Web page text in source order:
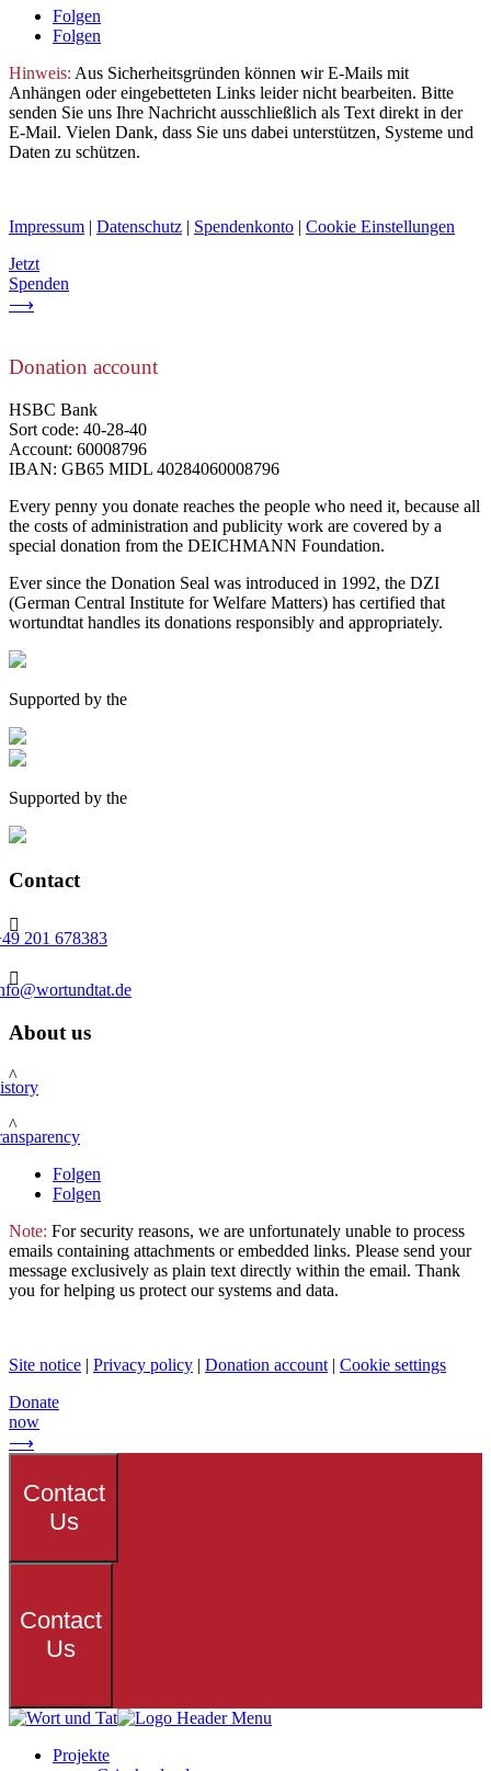
Folgen
Folgen
Hinweis: Aus Sicherheitsgründen können wir E-Mails mit
Anhängen oder eingebetteten Links leider nicht bearbeiten. Bitte
senden Sie uns Ihre Nachricht ausschließlich als Text direkt in der
E-Mail. Vielen Dank, dass Sie uns dabei unterstützen, Systeme und
Daten zu schützen.
Impressum Datenschutz Spendenkonto
Cookie Einstellungen
Jetzt
Spenden
⟶
Donation account
HSBC Bank
Sort code: 40-28-40
Account: 60008796
IBAN: GB65 MIDL 40284060008796
Every penny you donate reaches the people who need it, because all
the costs of administration and publicity work are covered by a
special donation from the DEICHMANN Foundation.
Ever since the Donation Seal was introduced in 1992, the DZI
(German Central Institute for Welfare Matters) has certified that
wortundtat handles its donations responsibly and appropriately.
Supported by the
Supported by the
Contact

201 678383

About us
^
^
Folgen
Folgen
Note: For security reasons, we are unfortunately unable to process
emails containing attachments or embedded links. Please send your
message exclusively as plain text directly within the email. Thank
you for helping us protect our systems and data.
Site notice | Privacy policy | Donation account | Cookie settings
Donate
now
⟶
Contact
Us
Contact
Us
Projekte